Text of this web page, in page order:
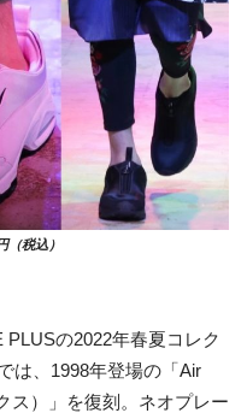
（税込）
の2022年春夏コレク
は、1998年登場の「Air
ス）」を復刻。ネオプレー